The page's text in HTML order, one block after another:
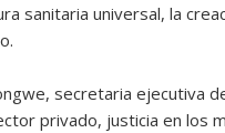
sanitaria universal, la
secretaria ejecutiva
privado, justicia en los